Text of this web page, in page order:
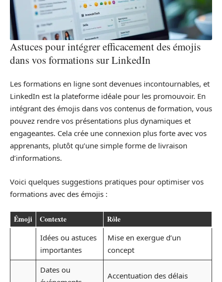
Astuces pour intégrer efficacement des émojis
dans vos formations sur LinkedIn
Les formations en ligne sont devenues incontournables, et
LinkedIn est la plateforme idéale pour les promouvoir. En
intégrant des émojis dans vos contenus de formation, vous
pouvez rendre vos présentations plus dynamiques et
engageantes. Cela crée une connexion plus forte avec vos
apprenants, plutôt qu’une simple forme de livraison
d’informations.
Voici quelques suggestions pratiques pour optimiser vos
formations avec des émojis :
Émoji Contexte Rôle
Idées ou astuces
importantes
Mise en exergue d’un
concept
Dates ou
Accentuation des délais